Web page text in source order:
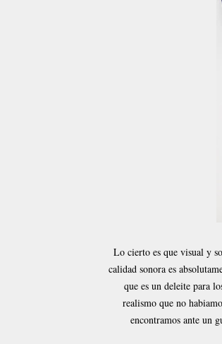
Lo cierto es que visual y
calidad sonora es
que es un deleite para
realismo que no
encontramos ante un